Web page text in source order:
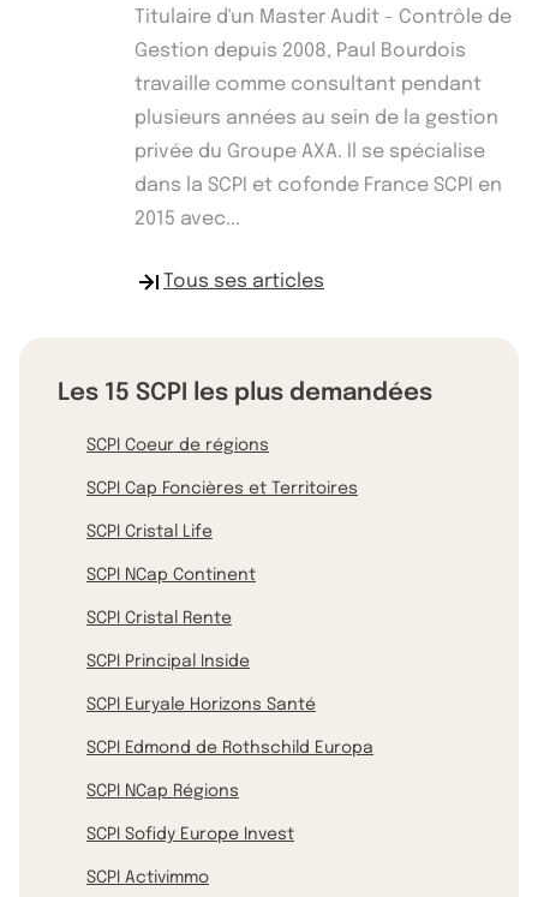
Titulaire d'un Master Audit - Contrôle de
Gestion depuis 2008, Paul Bourdois
travaille comme consultant pendant
plusieurs années au sein de la gestion
privée du Groupe AXA. Il se spécialise
dans la SCPI et cofonde France SCPI en
2015 avec...
Tous ses articles
Les 15 SCPI les plus demandées
SCPI Coeur de régions
SCPI Cap Foncières et Territoires
SCPI Cristal Life
SCPI NCap Continent
SCPI Cristal Rente
SCPI Principal Inside
SCPI Euryale Horizons Santé
SCPI Edmond de Rothschild Europa
SCPI NCap Régions
SCPI Sofidy Europe Invest
SCPI Activimmo